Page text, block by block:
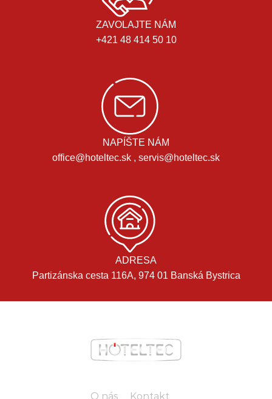
ZAVOLAJTE NÁM
+421 48 414 50 10
NAPÍŠTE NÁM
office@hoteltec.sk , servis@hoteltec.sk
ADRESA
Partizánska cesta 116A, 974 01 Banská Bystrica
O nás Kontakt